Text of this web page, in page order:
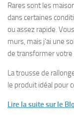
Rares sont les
dans certaines
ou assez rapide.
murs, mais j’ai une
de transformer votre
La trousse de
le produit idéal pour
Lire la suite sur le